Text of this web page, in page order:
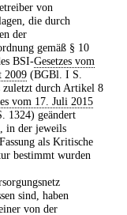
von
die durch
der
gemäß § 10
BSI-Gesetzes vom
2009 (BGBl. I S.
zuletzt durch Artikel 8
vom 17. Juli 2015
1324) geändert
in der jeweils
als Kritische
bestimmt wurden
sind, haben
von der